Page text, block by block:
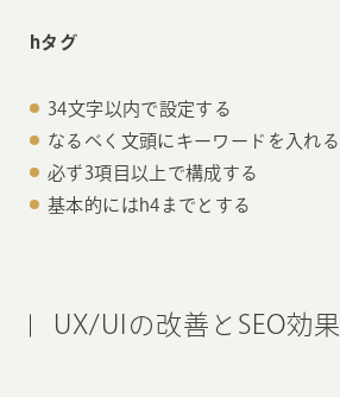
hタグ
34文字以内で設定する
なるべく文頭にキーワードを入れる
必ず3項⽬以上で構成する
基本的にはh4までとする
UX/UIの改善とSEO効果